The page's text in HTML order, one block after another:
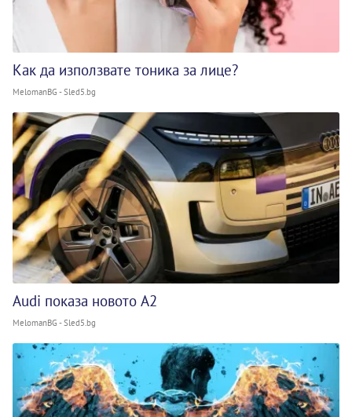
Как да използвате тоника за лице?
MelomanBG - Sled5.bg
Audi показа новото A2
MelomanBG - Sled5.bg